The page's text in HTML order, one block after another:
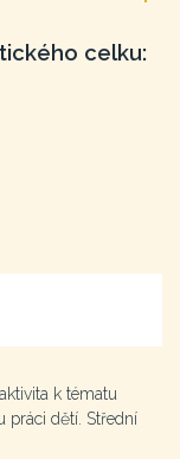
celku:
k tématu
práci dětí. Střední